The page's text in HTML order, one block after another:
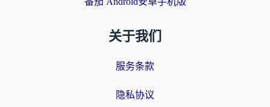
关于我们
服务条款
隐私协议